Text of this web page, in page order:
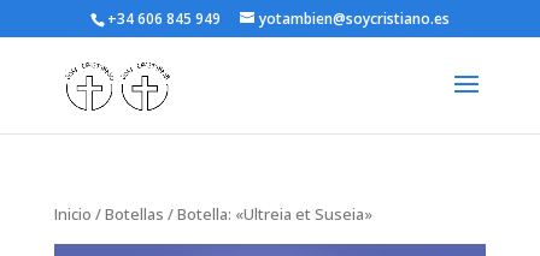
+34 606 845 949 yotambien@soycristiano.es
Inicio /Botellas / Botella: «Ultreia et Suseia»